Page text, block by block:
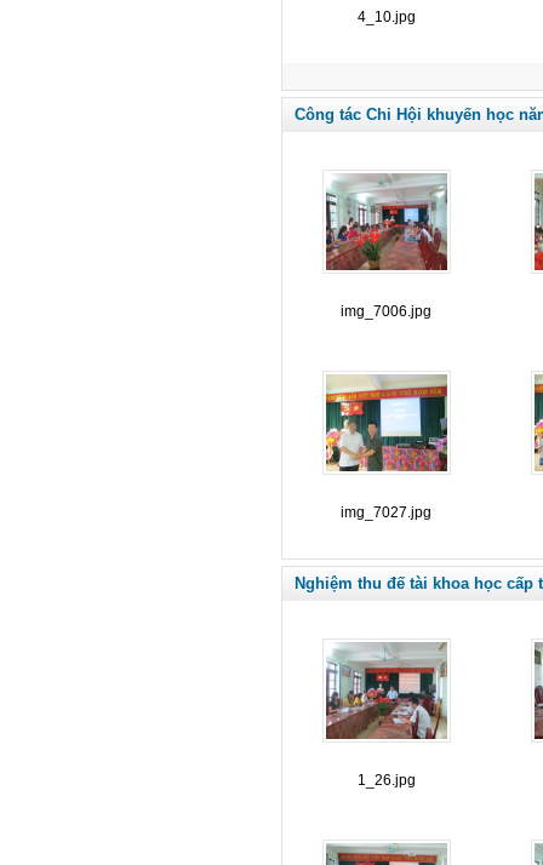
4_10.jpg
Công tác Chi Hội khuyến học
img_7006.jpg
img_7027.jpg
Nghiệm thu đế tài khoa học cấp
1_26.jpg